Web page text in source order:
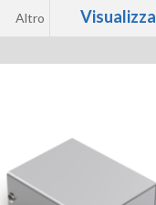
Altro Visualizza